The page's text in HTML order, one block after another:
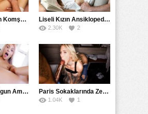
Okuldan Kaçan Komşu Kızını Bakire Sanıp Götten Sikti Liseli Kızın Ansiklopedisini Kitap Gibi Tane Tane Okudu
2.30K 2
Arkadaşının Olgun Amcasına Siktirip İçine Boşalmasını İstedi Paris Sokaklarında Zenci Yarağını Gırtlağına Kadar İndirdi
1.04K 1